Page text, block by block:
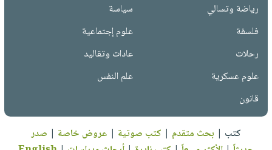
رياضة وتسالي
سياسة
فلسفة
علوم إجتماعية
رحلات
عادات وتقاليد
علوم عسكرية
علم النفس
قانون
كتب | بحث متقدم | كتب صوتية | عروض خاصة | صدر